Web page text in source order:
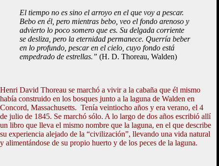
El tiempo no es sino el arroyo en el que voy a pescar.
Bebo en él, pero mientras bebo, veo el fondo arenoso y
advierto lo poco somero que es. Su delgada corriente
se desliza, pero la eternidad permanece. Querría beber
en lo profundo, pescar en el cielo, cuyo fondo está
empedrado de estrellas.” (H. D. Thoreau, Walden)
Henri David Thoreau se marchó a vivir a la cabaña que él mismo
había construido en los bosques junto a la laguna de Walden en
Concord, Massachusetts. Tenía veintiocho años y era verano, el 4
de julio de 1845. Se marchó sólo. A lo largo de dos años escribió allí
un libro que lleva el mismo nombre que la laguna, en el que describe
su experiencia alejado de la “civilización”, llevando una vida natural
y alimentándose de su propio huerto y de los peces de la laguna.